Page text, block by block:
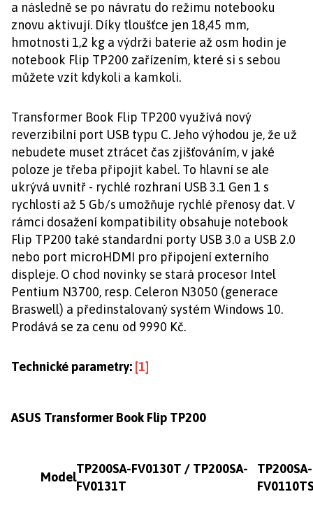
a následně se po návratu do režimu notebooku
znovu aktivují. Díky tloušťce jen 18,45 mm,
hmotnosti 1,2 kg a výdrži baterie až osm hodin je
notebook Flip TP200 zařízením, které si s sebou
můžete vzít kdykoli a kamkoli.
Transformer Book Flip TP200 využívá nový
reverzibilní port USB typu C. Jeho výhodou je, že už
nebudete muset ztrácet čas zjišťováním, v jaké
poloze je třeba připojit kabel. To hlavní se ale
ukrývá uvnitř - rychlé rozhraní USB 3.1 Gen 1 s
rychlostí až 5 Gb/s umožňuje rychlé přenosy dat. V
rámci dosažení kompatibility obsahuje notebook
Flip TP200 také standardní porty USB 3.0 a USB 2.0
nebo port microHDMI pro připojení externího
displeje. O chod novinky se stará procesor Intel
Pentium N3700, resp. Celeron N3050 (generace
Braswell) a předinstalovaný systém Windows 10.
Prodává se za cenu od 9990 Kč.
Technické parametry: [1]
ASUS Transformer Book Flip TP200
Model
TP200SA-FV0130T / TP200SA-
FV0131T